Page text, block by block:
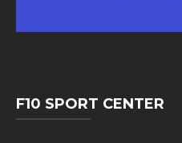
F10 SPORT CENTER